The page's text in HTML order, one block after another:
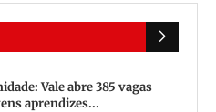
Vale abre 385 vagas
aprendizes...